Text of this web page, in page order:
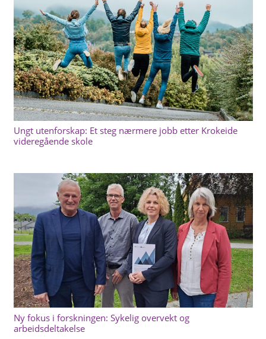
Ungt utenforskap: Et steg nærmere jobb etter Krokeide
videregående skole
Ny fokus i forskningen: Sykelig overvekt og
arbeidsdeltakelse